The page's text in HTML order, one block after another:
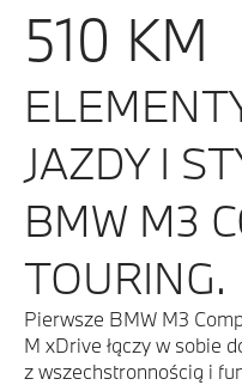
510 KM
JAZDY I
BMW M3
TOURING.
Pierwsze BMW M3
M xDrive łączy w sobie
z wszechstronnością i